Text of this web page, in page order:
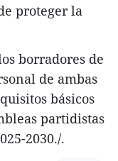
proteger la
borradores de
de ambas
básicos
partidistas
2030./.